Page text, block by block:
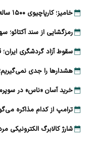
خامیز؛ کارپاچیوی ۱۵۰۰ ساله ساسانی که شما را غافلگیر می‌کند!
رمزگشایی از سند آکتائو؛
سقوط آزاد گردشگری
هشدارها را جدی
خرید آسان «ناس» در
ترامپ از کدام مذاکره
شارژ کالابرگ الکترونیکی